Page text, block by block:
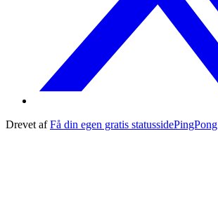
Drevet afFå din egen gratis statussidePingPong